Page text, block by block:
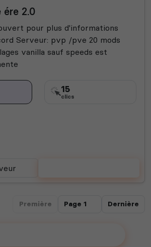
ére 2.0
pour plus d'informations
Serveur: pvp /pve 20 mods
vanilla sauf speeds est
15
clics
Première Dernière